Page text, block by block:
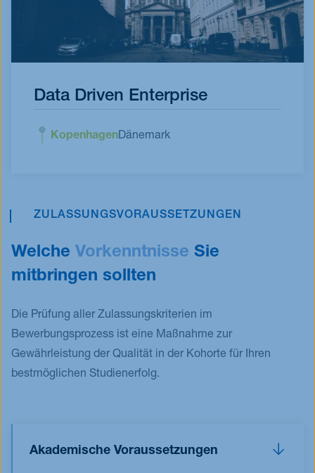
Data Driven Enterprise
KopenhagenDänemark
ZULASSUNGSVORAUSSETZUNGEN
Welche Vorkenntnisse Sie
mitbringen sollten
Die Prüfung aller Zulassungskriterien im
Bewerbungsprozess ist eine Maßnahme zur
Gewährleistung der Qualität in der Kohorte für Ihren
bestmöglichen Studienerfolg.
Akademische Voraussetzungen